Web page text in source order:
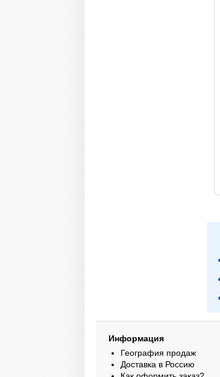
Информация
География продаж
Доставка в Россию